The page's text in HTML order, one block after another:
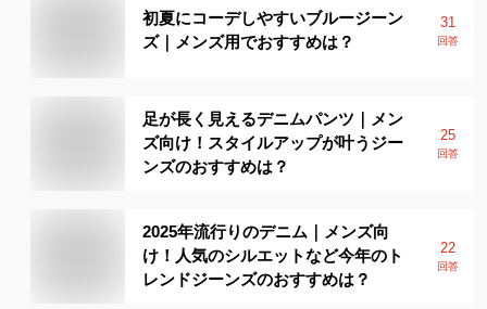
初夏にコーデしやすいブルージーン
ズ｜メンズ用でおすすめは？
31
回答
足が長く見えるデニムパンツ｜メン
ズ向け！スタイルアップが叶うジー
ンズのおすすめは？
25
回答
2025年流行りのデニム｜メンズ向
け！人気のシルエットなど今年のト
レンドジーンズのおすすめは？
22
回答